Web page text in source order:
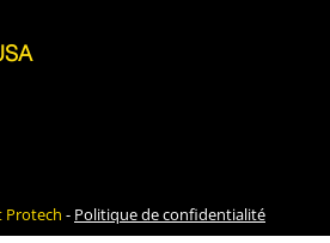
Protech - Politique de confidentialité